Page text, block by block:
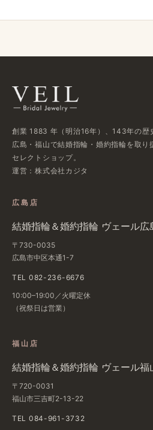
創業 1883 年​（明治16年）、​143年の​歴
広島・福山で​結婚指輪・婚約指輪を​取
セレクトショップ。
運営：株式会社カジタ
広島店
結婚​指輪＆婚約指輪 ヴェール​広
〒730-0035
広島市中区本通1-7
TEL 082-236-6676
10:00–19:00／火曜定休
（祝祭日は​営業）
福山店
結婚​指輪＆婚約指輪 ヴェール福
〒720-0031
福山市三吉町2-13-22
TEL 084-961-3732